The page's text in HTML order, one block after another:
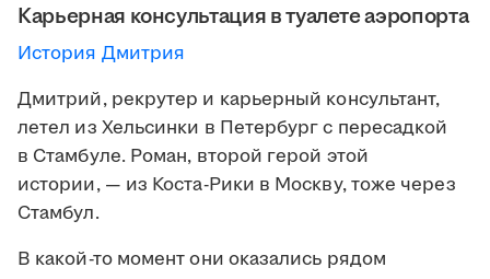
Карьерная консультация в туалете аэропорта
История Дмитрия
Дмитрий, рекрутер и карьерный консультант,
летел из Хельсинки в Петербург с пересадкой
в Стамбуле. Роман, второй герой этой
истории, — из Коста-Рики в Москву, тоже через
Стамбул.
В какой-то момент они оказались рядом